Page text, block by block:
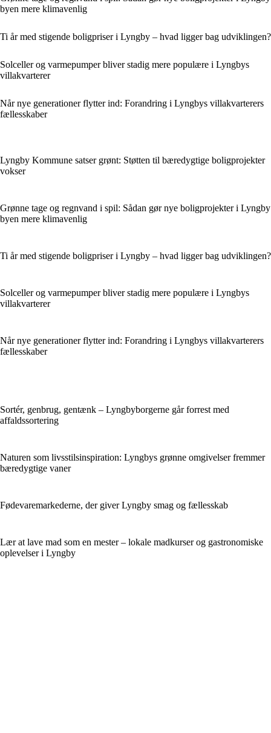
byen mere klimavenlig
Ti år med stigende boligpriser i Lyngby – hvad ligger bag udviklingen?
Solceller og varmepumper bliver stadig mere populære i Lyngbys
villakvarterer
Når nye generationer flytter ind: Forandring i Lyngbys villakvarterers
fællesskaber
Lyngby Kommune satser grønt: Støtten til bæredygtige boligprojekter
vokser
Grønne tage og regnvand i spil: Sådan gør nye boligprojekter i Lyngby
byen mere klimavenlig
Ti år med stigende boligpriser i Lyngby – hvad ligger bag udviklingen?
Solceller og varmepumper bliver stadig mere populære i Lyngbys
villakvarterer
Når nye generationer flytter ind: Forandring i Lyngbys villakvarterers
fællesskaber
Sortér, genbrug, gentænk – Lyngbyborgerne går forrest med
affaldssortering
Naturen som livsstilsinspiration: Lyngbys grønne omgivelser fremmer
bæredygtige vaner
Fødevaremarkederne, der giver Lyngby smag og fællesskab
Lær at lave mad som en mester – lokale madkurser og gastronomiske
oplevelser i Lyngby